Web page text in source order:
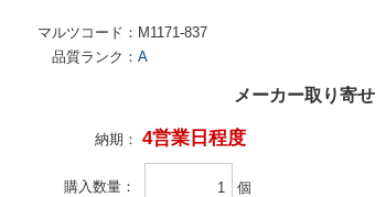
マルツコード： M1171-837
品質ランク： A
メーカー取り寄せ
納期： 4営業日程度
購入数量 個